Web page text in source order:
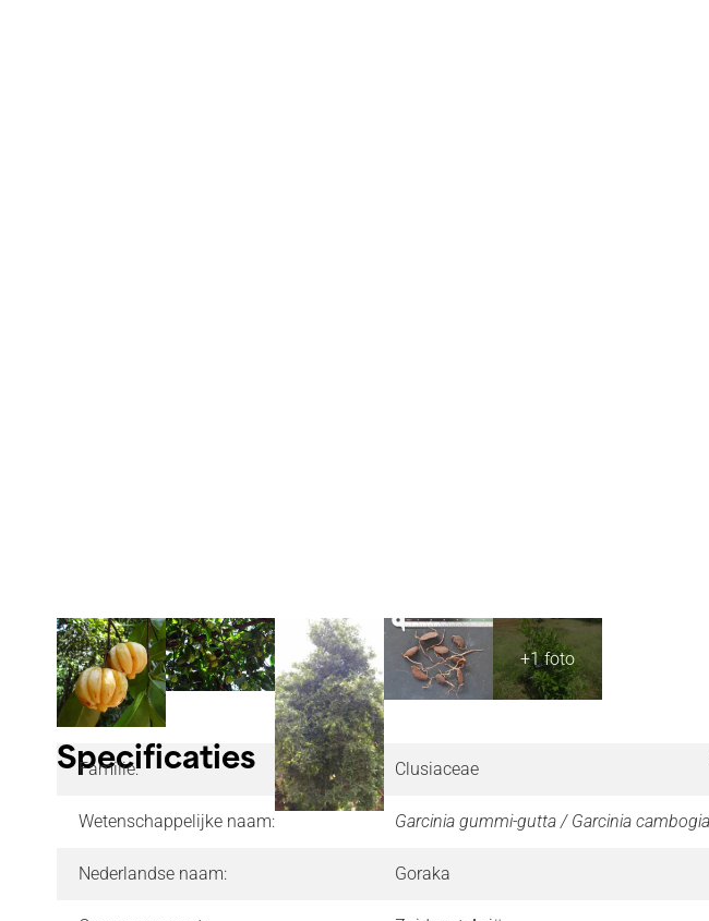
Specificaties
Familie: Clusiaceae
Wetenschappelijke naam: Garcinia gummi-gutta / Garcinia cambogia
Nederlandse naam: Goraka